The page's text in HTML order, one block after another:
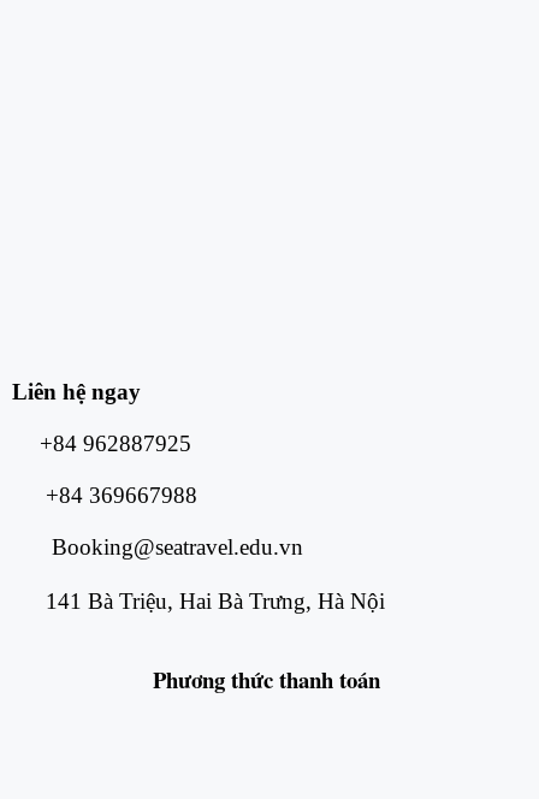
Liên hệ ngay
+84 962887925
+84 369667988
Booking@seatravel.edu.vn
141 Bà Triệu, Hai Bà Trưng, Hà Nội
Phương thứcthanh toán